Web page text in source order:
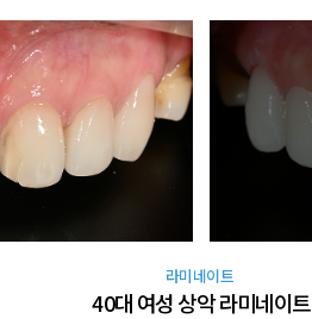
라미네이트
40대 여성 상악 라미네이트